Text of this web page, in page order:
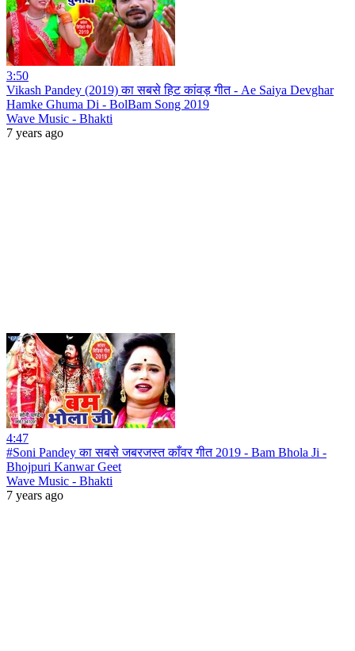
3:50
Vikash Pandey (2019) का सबसे हिट कांवड़ गीत - Ae Saiya Devghar
Hamke Ghuma Di - BolBam Song 2019
Wave Music - Bhakti
7 years ago
4:47
#Soni Pandey का सबसे जबरजस्त काँवर गीत 2019 - Bam Bhola Ji -
Bhojpuri Kanwar Geet
Wave Music - Bhakti
7 years ago